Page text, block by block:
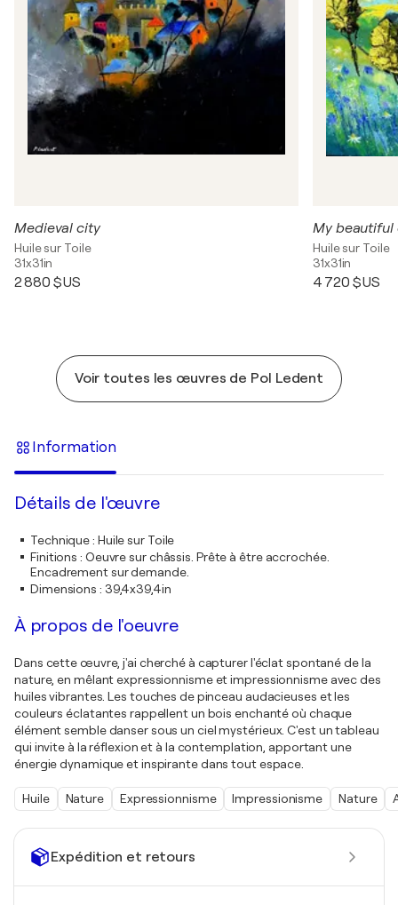
Expédition et retours
Medieval city
Huile sur Toile
31x31in
2 880 $US
My beautiful
Huile sur Toile
31x31in
4 720 $US
Voir toutes les œuvres de Pol Ledent
Information
Détails de l'œuvre
Technique: Huile sur Toile
Finitions : Oeuvre sur châssis. Prête à être accrochée.
Encadrement sur demande.
Dimensions : 39,4x39,4in
À propos de l'oeuvre
Dans cette œuvre, j'ai cherché à capturer l'éclat spontané de la
nature, en mêlant expressionnisme et impressionnisme avec des
huiles vibrantes. Les touches de pinceau audacieuses et les
couleurs éclatantes rappellent un bois enchanté où chaque
élément semble danser sous un ciel mystérieux. C'est un tableau
qui invite à la réflexion et à la contemplation, apportant une
énergie dynamique et inspirante dans tout espace.
Huile Nature Expressionnisme Impressionisme Nature